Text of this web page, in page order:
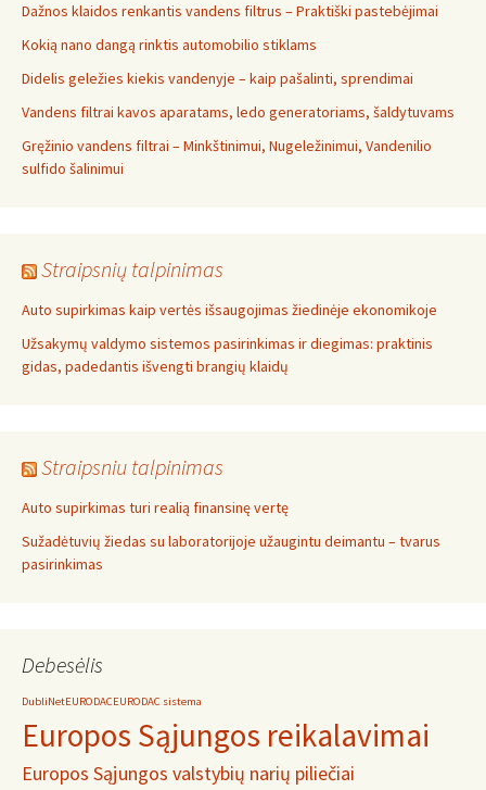
Dažnos klaidos renkantis vandens filtrus – Praktiški pastebėjimai
Kokią nano dangą rinktis automobilio stiklams
Didelis geležies kiekis vandenyje – kaip pašalinti, sprendimai
Vandens filtrai kavos aparatams, ledo generatoriams, šaldytuvams
Gręžinio vandens filtrai – Minkštinimui, Nugeležinimui, Vandenilio
sulfido šalinimui
Straipsnių talpinimas
Auto supirkimas kaip vertės išsaugojimas žiedinėje ekonomikoje
Užsakymų valdymo sistemos pasirinkimas ir diegimas: praktinis
gidas, padedantis išvengti brangių klaidų
Straipsniu talpinimas
Auto supirkimas turi realią finansinę vertę
Sužadėtuvių žiedas su laboratorijoje užaugintu deimantu – tvarus
pasirinkimas
Debesėlis
DubliNetEURODACEURODAC sistema
Europos Sąjungos reikalavimai
Europos Sąjungos valstybių narių piliečiai